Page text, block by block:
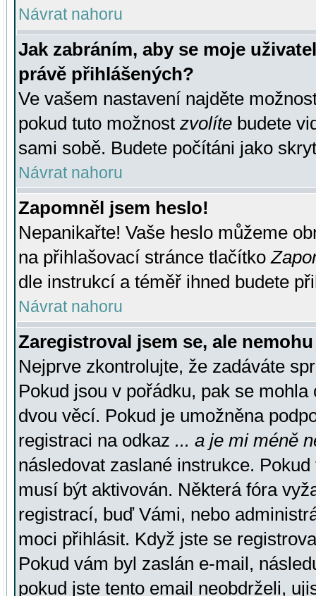
Návrat nahoru
Jak zabráním, aby se moje
právě přihlášených?
Ve vašem nastavení najděte
pokud tuto možnost zvolíte budete
sami sobě. Budete počítáni jako
Návrat nahoru
Zapomněl jsem heslo!
Nepanikařte! Vaše heslo můžeme
na přihlašovací stránce tlačítko
dle instrukcí a téměř ihned budete
Návrat nahoru
Zaregistroval jsem se, ale
Nejprve zkontrolujte, že zadáváte
Pokud jsou v pořádku, pak se
dvou věcí. Pokud je umožněna
registraci na odkaz ... a je mi méně
následovat zaslané instrukce.
musí být aktivován. Některá fóra
registrací, buď Vámi, nebo
moci přihlásit. Když jste se
Pokud vám byl zaslán e-mail,
pokud jste tento email neobdrželi,